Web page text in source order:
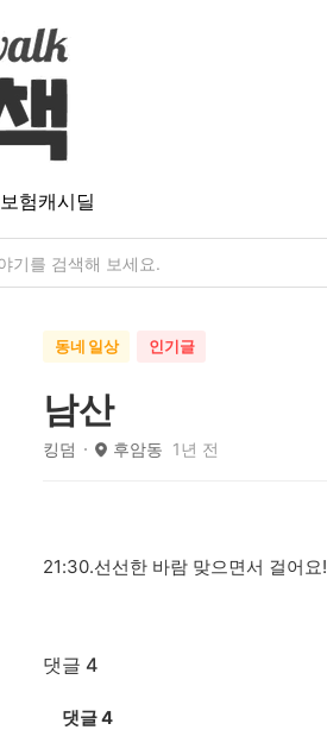
보험캐시딜
동네 일상 인기글
남산
킹덤 후암동 1년 전
21:30.선선한 바람 맞으면서 걸어요!
댓글 4
댓글4